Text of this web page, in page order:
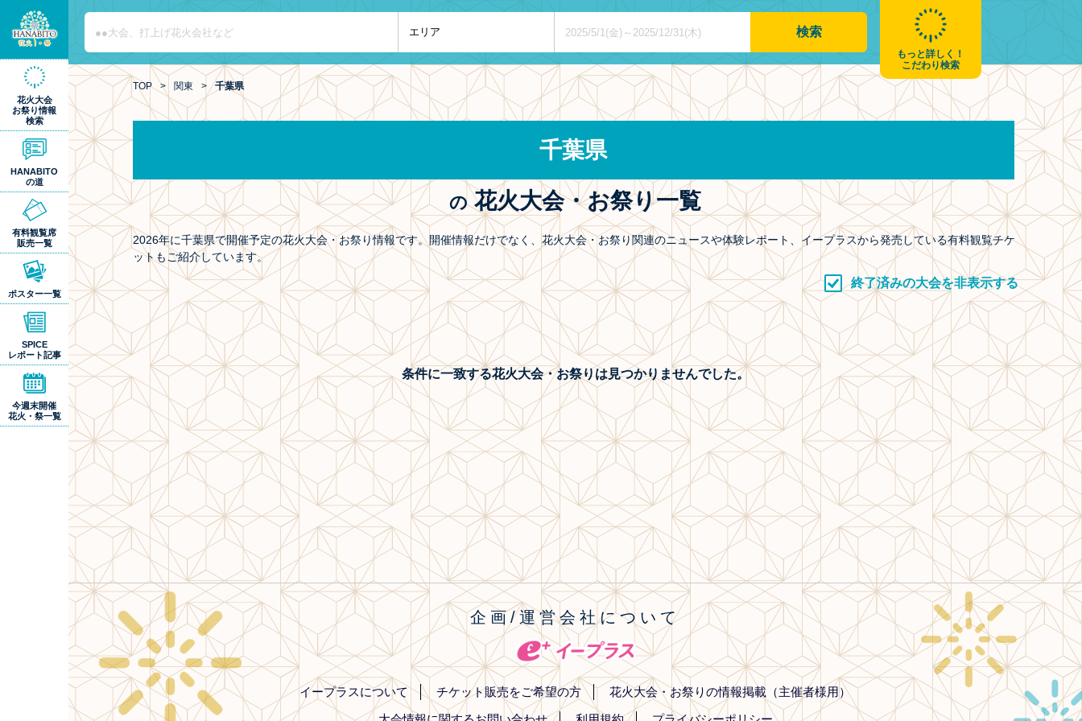
花火大会
お祭り情報
検索
HANABITO
の道
有料観覧席
販売一覧
ポスター一覧
SPICE
レポート記事
今週末開催
花火・祭一覧
もっと詳しく！
こだわり検索
TOP
> 関東 > 千葉県
千葉県
の花火大会・お祭り一覧
2026年に千葉県で開催予定の花火大会・お祭り情報です。開催情報だけでなく、花火大会・お祭り関連のニュースや体験レポート、イープラスから発売している有料観覧チケ
ットもご紹介しています。
終了済みの大会を非表示する
条件に一致する花火大会・お祭りは見つかりませんでした。
企画/運営会社について
イープラスについて チケット販売をご希望の方
花火大会・お祭りの情報掲載（主催者様用）